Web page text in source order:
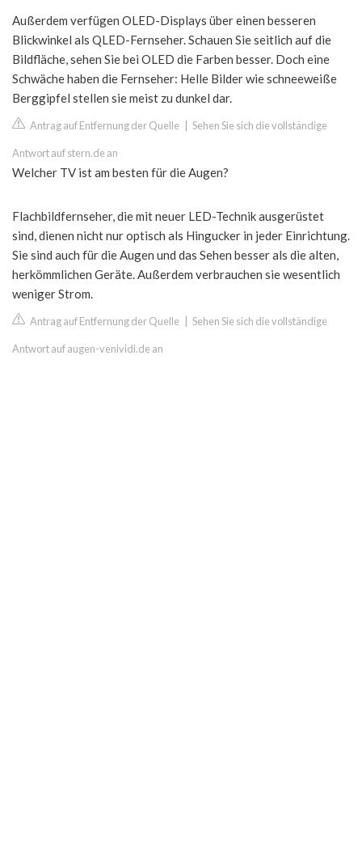
Außerdem verfügen OLED-Displays über einen besseren
Blickwinkel als QLED-Fernseher. Schauen Sie seitlich auf die
Bildfläche, sehen Sie bei OLED die Farben besser. Doch eine
Schwäche haben die Fernseher: Helle Bilder wie schneeweiße
Berggipfel stellen sie meist zu dunkel dar.
Antrag auf Entfernung der Quelle Sehen Sie sich die vollständige
Antwort auf stern.de an
Welcher TV ist am besten für die Augen?
Flachbildfernseher, die mit neuer LED-Technik ausgerüstet
sind, dienen nicht nur optisch als Hingucker in jeder Einrichtung.
Sie sind auch für die Augen und das Sehen besser als die alten,
herkömmlichen Geräte. Außerdem verbrauchen sie wesentlich
weniger Strom.
Antrag auf Entfernung der Quelle Sehen Sie sich die vollständige
Antwort auf augen-venividi.de an